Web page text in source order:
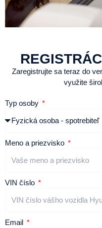
Zaregistrujte sa teraz do
využite
Typ osoby
Meno a priezvisko
VIN číslo
Email